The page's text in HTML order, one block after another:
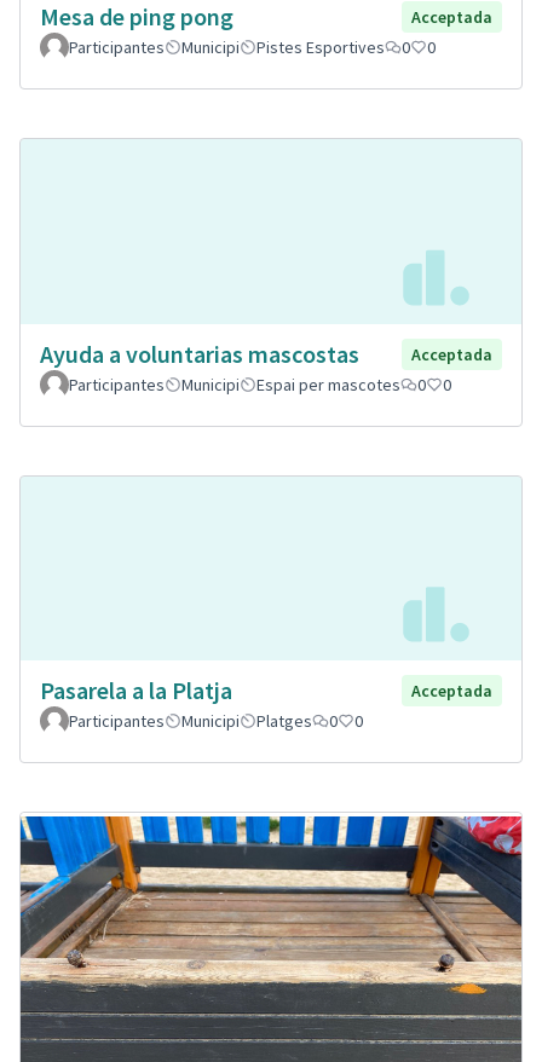
Mesa de ping pong
Acceptada
Participantes
Municipi Pistes Esportives 0 0
Ayuda a voluntarias mascostas
Acceptada
Participantes
Municipi Espai per mascotes 0 0
Pasarela a la Platja
Acceptada
Participantes
Municipi Platges 0 0